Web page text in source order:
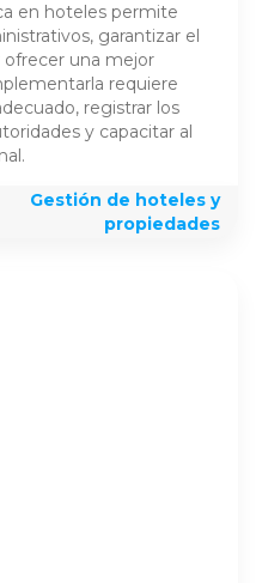
en hoteles permite
garantizar el
una mejor
requiere
registrar los
y capacitar al
Gestión de hoteles y
propiedades